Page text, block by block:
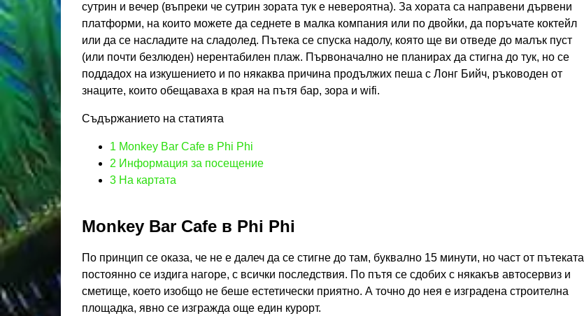
сутрин и вечер (въпреки че сутрин зората тук е невероятна). За хората са направени дървени
платформи, на които можете да седнете в малка компания или по двойки, да поръчате коктейл
или да се насладите на сладолед. Пътека се спуска надолу, която ще ви отведе до малък пуст
(или почти безлюден) нерентабилен плаж. Първоначално не планирах да стигна до тук, но се
поддадох на изкушението и по някаква причина продължих пеша с Лонг Бийч, ръководен от
знаците, които обещаваха в края на пътя бар, зора и wifi.
Съдържанието на статията
1 Monkey Bar Cafe в Phi Phi
2 Информация за посещение
3 На картата
Monkey Bar Cafe в Phi Phi
По принцип се оказа, че не е далеч да се стигне до там, буквално 15 минути, но част от пътеката
постоянно се издига нагоре, с всички последствия. По пътя се сдобих с някакъв автосервиз и
сметище, което изобщо не беше естетически приятно. А точно до нея е изградена строителна
площадка, явно се изгражда още един курорт.